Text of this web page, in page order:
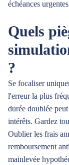
échéances
Quels
?
Se focaliser
l'erreur la plus
durée doublée
intérêts. Gardez
Oublier les frais
remboursement
mainlevée